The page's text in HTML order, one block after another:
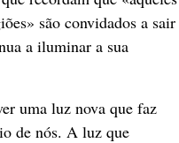
são convidados a sair
a iluminar a sua
uma luz nova que faz
de nós. A luz que